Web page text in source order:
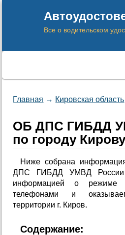
Все о водительском
Главная → Кировская область
ОБ ДПС ГИБДД
по городу
Ниже собрана
ДПС ГИБДД УМВД России
информацией о режиме
телефонами и
территории г. Киров.
Содержание: